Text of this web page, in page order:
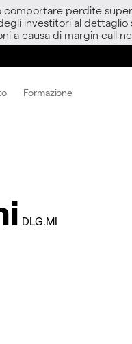
perdite
investitori al
a causa di margin call
Formazione
DLG.MI